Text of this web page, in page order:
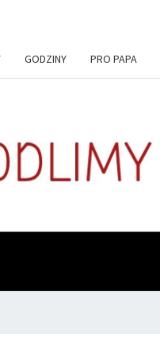
GODZINY PRO PAPA